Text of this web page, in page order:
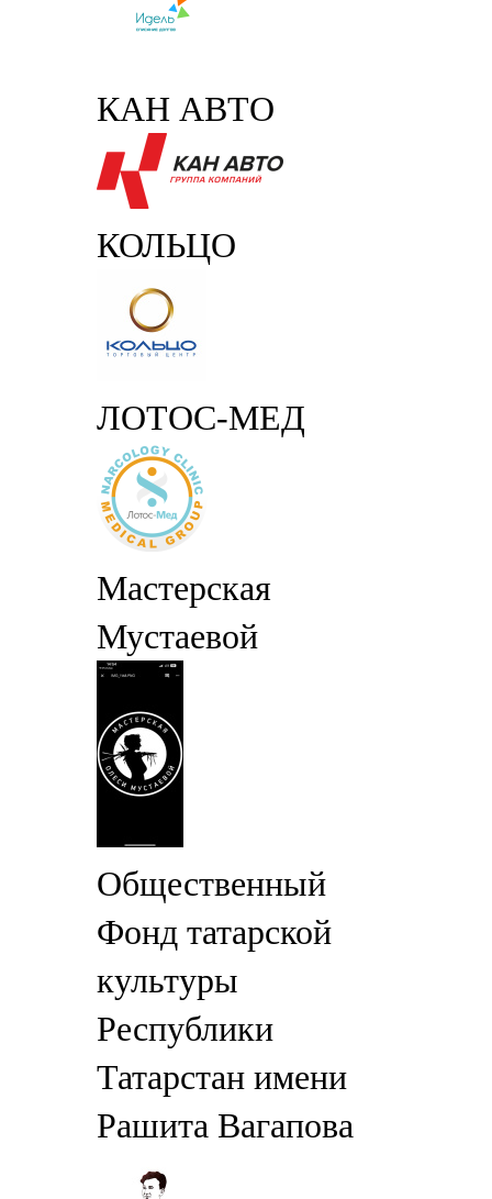
КАН АВТО
КОЛЬЦО
ЛОТОС-МЕД
Мастерская
Мустаевой
Общественный
Фонд татарской
культуры
Республики
Татарстан имени
Рашита Вагапова